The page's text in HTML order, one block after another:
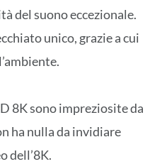
del suono eccezionale.
unico, grazie a cui
8K sono impreziosite da
ha nulla da invidiare
dell’8K.